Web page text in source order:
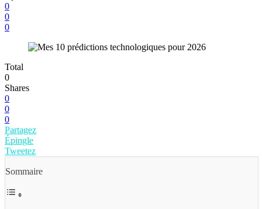
0
0
0
Total
0
Shares
0
0
0
Partagez
Épingle
Tweetez
Sommaire